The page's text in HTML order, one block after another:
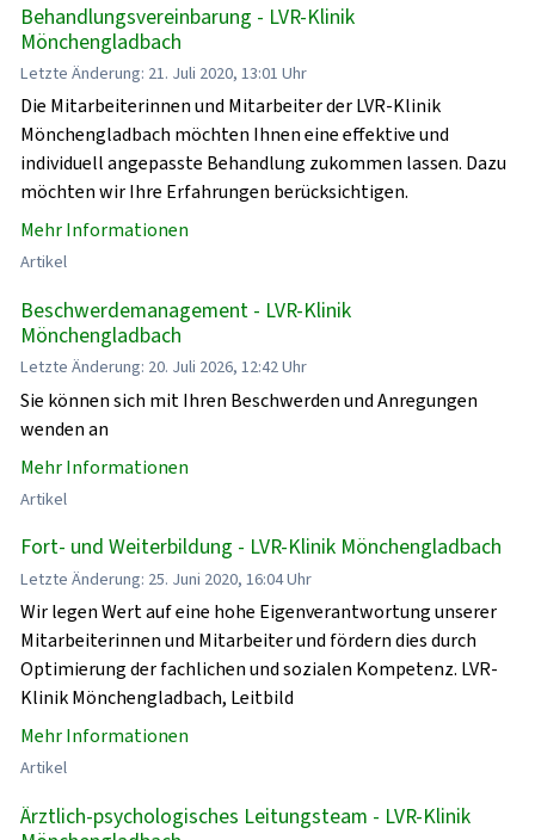
Behandlungsvereinbarung - LVR-Klinik
Mönchengladbach
Letzte Änderung: 21. Juli 2020, 13:01 Uhr
Die Mitarbeiterinnen und Mitarbeiter der LVR-Klinik
Mönchengladbach möchten Ihnen eine effektive und
individuell angepasste Behandlung zukommen lassen. Dazu
möchten wir Ihre Erfahrungen berücksichtigen.
Mehr Informationen
Artikel
Beschwerdemanagement - LVR-Klinik
Mönchengladbach
Letzte Änderung: 20. Juli 2026, 12:42 Uhr
Sie können sich mit Ihren Beschwerden und Anregungen
wenden an
Mehr Informationen
Artikel
Fort- und Weiterbildung - LVR-Klinik Mönchengladbach
Letzte Änderung: 25. Juni 2020, 16:04 Uhr
Wir legen Wert auf eine hohe Eigenverantwortung unserer
Mitarbeiterinnen und Mitarbeiter und fördern dies durch
Optimierung der fachlichen und sozialen Kompetenz. LVR-
Klinik Mönchengladbach, Leitbild
Mehr Informationen
Artikel
Ärztlich-psychologisches Leitungsteam - LVR-Klinik